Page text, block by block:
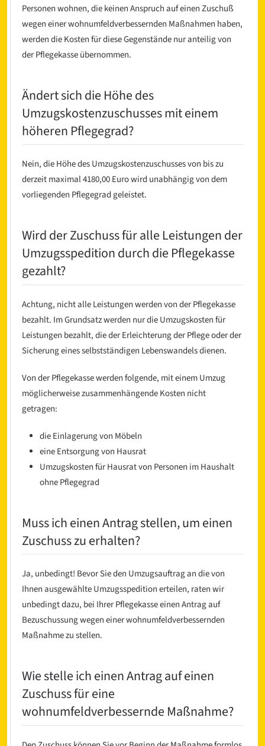
Personen wohnen, die keinen Anspruch auf einen Zuschuß
wegen einer wohnumfeldverbessernden Maßnahmen haben,
werden die Kosten für diese Gegenstände nur anteilig von
der Pflegekasse übernommen.
Ändert sich die Höhe des
Umzugskostenzuschusses mit einem
höheren Pflegegrad?
Nein, die Höhe des Umzugskostenzuschusses von bis zu
derzeit maximal 4180,00 Euro wird unabhängig von dem
vorliegenden Pflegegrad geleistet.
Wird der Zuschuss für alle Leistungen der
Umzugsspedition durch die Pflegekasse
gezahlt?
Achtung, nicht alle Leistungen werden von der Pflegekasse
bezahlt. Im Grundsatz werden nur die Umzugskosten für
Leistungen bezahlt, die der Erleichterung der Pflege oder der
Sicherung eines selbstständigen Lebenswandels dienen.
Von der Pflegekasse werden folgende, mit einem Umzug
möglicherweise zusammenhängende Kosten nicht
getragen:
die Einlagerung von Möbeln
eine Entsorgung von Hausrat
Umzugskosten für Hausrat von Personen im Haushalt
ohne Pflegegrad
Muss ich einen Antrag stellen, um einen
Zuschuss zu erhalten?
Ja, unbedingt! Bevor Sie den Umzugsauftrag an die von
Ihnen ausgewählte Umzugsspedition erteilen, raten wir
unbedingt dazu, bei Ihrer Pflegekasse einen Antrag auf
Bezuschussung wegen einer wohnumfeldverbessernden
Maßnahme zu stellen.
Wie stelle ich einen Antrag auf einen
Zuschuss für eine
wohnumfeldverbessernde Maßnahme?